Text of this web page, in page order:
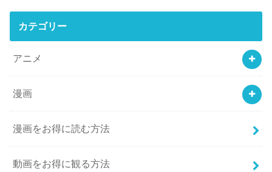
カテゴリー
アニメ
漫画
漫画をお得に読む方法
動画をお得に観る方法